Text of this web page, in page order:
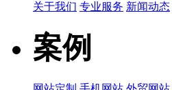
关于我们 专业服务 新闻动态
案例